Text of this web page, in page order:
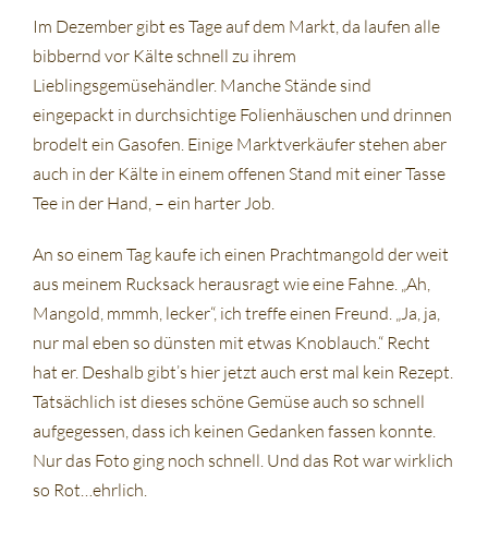
Im Dezember gibt es Tage auf dem Markt, da laufen alle
bibbernd vor Kälte schnell zu ihrem
Lieblingsgemüsehändler. Manche Stände sind
eingepackt in durchsichtige Folienhäuschen und drinnen
brodelt ein Gasofen. Einige Marktverkäufer stehen aber
auch in der Kälte in einem offenen Stand mit einer Tasse
Tee in der Hand, – ein harter Job.
An so einem Tag kaufe ich einen Prachtmangold der weit
aus meinem Rucksack herausragt wie eine Fahne. „Ah,
Mangold, mmmh, lecker“, ich treffe einen Freund. „Ja, ja,
nur mal eben so dünsten mit etwas Knoblauch.“ Recht
hat er. Deshalb gibt’s hier jetzt auch erst mal kein Rezept.
Tatsächlich ist dieses schöne Gemüse auch so schnell
aufgegessen, dass ich keinen Gedanken fassen konnte.
Nur das Foto ging noch schnell. Und das Rot war wirklich
so Rot…ehrlich.